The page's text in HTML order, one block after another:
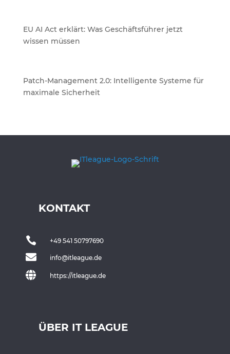
EU AI Act erklärt: Was Geschäftsführer jetzt
wissen müssen
Patch-Management 2.0: Intelligente Systeme für
maximale Sicherheit
KONTAKT
 +49 541 50797690
 info@itleague.de
 https://itleague.de
ÜBER IT LEAGUE